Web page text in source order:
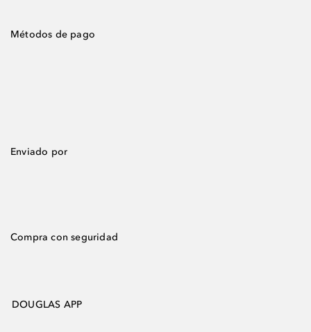
Métodos de pago
Enviado por
Compra con seguridad
DOUGLAS APP